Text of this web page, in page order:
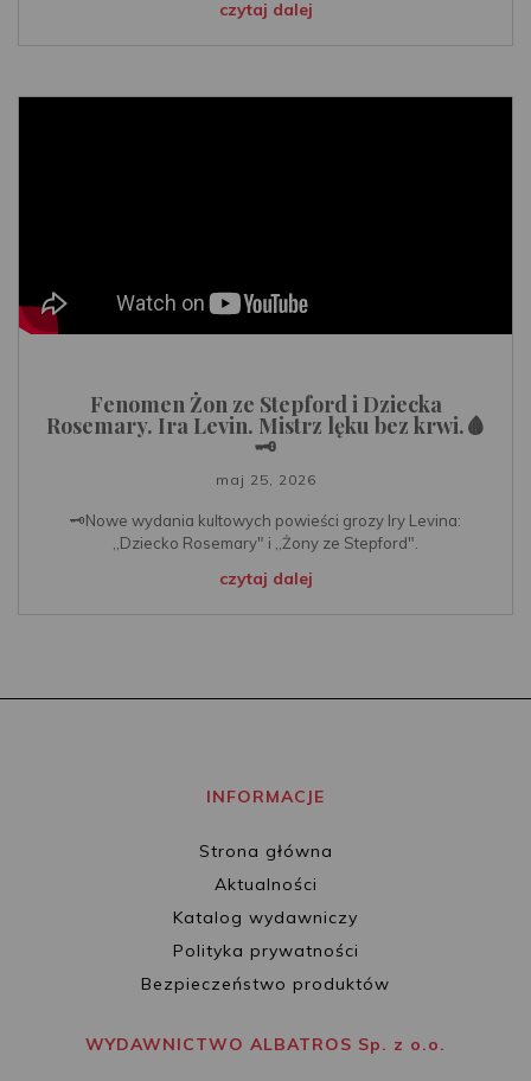
czytaj dalej
Fenomen Żon ze Stepford i Dziecka
Rosemary. Ira Levin. Mistrz lęku bez krwi.🩸
🗝️
maj 25, 2026
🗝️Nowe wydania kultowych powieści grozy Iry Levina:
,,Dziecko Rosemary" i ,,Żony ze Stepford".
czytaj dalej
INFORMACJE
Strona główna
Aktualności
Katalog wydawniczy
Polityka prywatności
Bezpieczeństwo produktów
WYDAWNICTWO ALBATROS Sp. z o.o.